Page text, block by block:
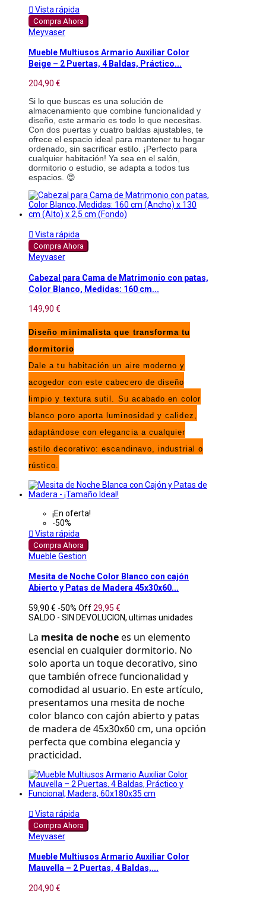
 Vista rápida
Compra Ahora
Meyvaser
Mueble Multiusos Armario Auxiliar Color
Beige – 2 Puertas, 4 Baldas, Práctico...
204,90 €
Si lo que buscas es una solución de
almacenamiento que combine funcionalidad y
diseño, este armario es todo lo que necesitas.
Con dos puertas y cuatro baldas ajustables, te
ofrece el espacio ideal para mantener tu hogar
ordenado, sin sacrificar estilo. ¡Perfecto para
cualquier habitación! Ya sea en el salón,
dormitorio o estudio, se adapta a todos tus
espacios. 😍
 Vista rápida
Compra Ahora
Meyvaser
Cabezal para Cama de Matrimonio con patas,
Color Blanco, Medidas: 160 cm...
149,90 €
Diseño minimalista que transforma tu
dormitorio
Dale a tu habitación un aire moderno y
acogedor con este cabecero de diseño
limpio y textura sutil. Su acabado en color
blanco poro aporta luminosidad y calidez,
adaptándose con elegancia a cualquier
estilo decorativo: escandinavo, industrial o
rústico.
¡En oferta!
-50%
 Vista rápida
Compra Ahora
Mueble Gestion
Mesita de Noche Color Blanco con cajón
Abierto y Patas de Madera 45x30x60...
59,90 € -50% Off29,95 €
SALDO - SIN DEVOLUCION, ultimas unidades
La mesita de noche es un elemento
esencial en cualquier dormitorio. No
solo aporta un toque decorativo, sino
que también ofrece funcionalidad y
comodidad al usuario. En este artículo,
presentamos una mesita de noche
color blanco con cajón abierto y patas
de madera de 45x30x60 cm, una opción
perfecta que combina elegancia y
practicidad.
 Vista rápida
Compra Ahora
Meyvaser
Mueble Multiusos Armario Auxiliar Color
Mauvella – 2 Puertas, 4 Baldas,...
204,90 €